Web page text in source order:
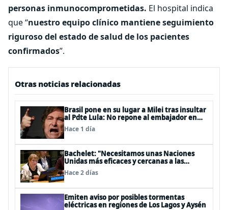
personas inmunocomprometidas. El hospital indica
que “nuestro equipo clínico mantiene seguimiento
riguroso del estado de salud de los pacientes
confirmados”.
Otras noticias relacionadas
Brasil pone en su lugar a Milei tras insultar
al Pdte Lula: No repone al embajador en
BBSS y rebaja la relación bilateral
Hace 1 día
Bachelet: "Necesitamos unas Naciones
Unidas más eficaces y cercanas a las
personas"
Hace 2 días
Emiten aviso por posibles tormentas
eléctricas en regiones de Los Lagos y Aysén